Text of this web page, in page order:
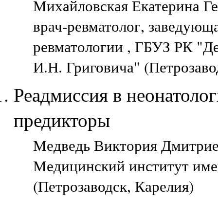
Михайловская Екатерина
врач-ревматолог,
ревматологии , ГБУЗ РК
И.Н. Григовича"
Реадмиссия в
предикторы
Медведь Виктория
Медицинский институт
(Петрозаводск, Карелия)